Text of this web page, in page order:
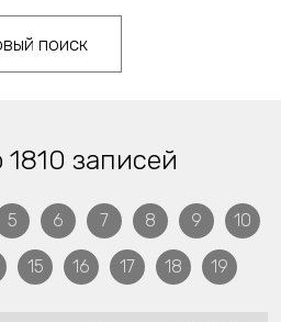
поиск
записей
5 6 7 8 9 10
15 16 17 18 19